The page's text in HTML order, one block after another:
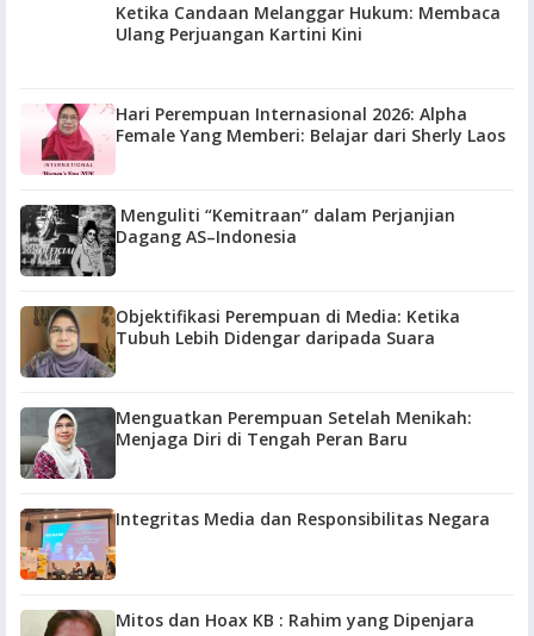
Ketika Candaan Melanggar Hukum: Membaca
Ulang Perjuangan Kartini Kini
Hari Perempuan Internasional 2026: Alpha
Female Yang Memberi: Belajar dari Sherly Laos
Menguliti “Kemitraan” dalam Perjanjian
Dagang AS–Indonesia
Objektifikasi Perempuan di Media: Ketika
Tubuh Lebih Didengar daripada Suara
Menguatkan Perempuan Setelah Menikah:
Menjaga Diri di Tengah Peran Baru
Integritas Media dan Responsibilitas Negara
Mitos dan Hoax KB : Rahim yang Dipenjara